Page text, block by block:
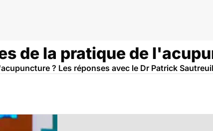
de la pratique de
? Les réponses avec le Dr Patrick